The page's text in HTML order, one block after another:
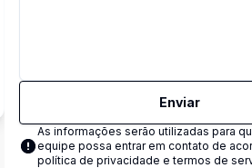
Enviar
As informações serão utilizadas para
equipe possa entrar em contato de
política de privacidade e termos de